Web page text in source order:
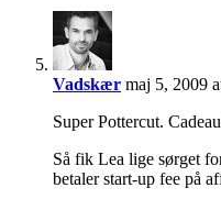
Vadskær maj 5, 2009
Super Pottercut.
Så fik Lea lige sørget
betaler start-up fee på